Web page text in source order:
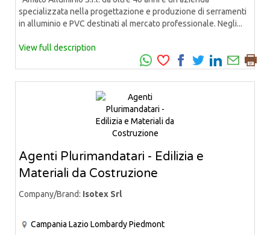
specializzata nella progettazione e produzione di serramenti
in alluminio e PVC destinati al mercato professionale. Negli...
View full description
Agenti Plurimandatari - Edilizia e
Materiali da Costruzione
Company/Brand: Isotex Srl
Campania Lazio LombardyPiedmont